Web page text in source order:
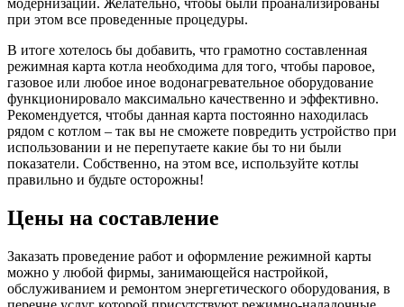
модернизации. Желательно, чтобы были проанализированы
при этом все проведенные процедуры.
В итоге хотелось бы добавить, что грамотно составленная
режимная карта котла необходима для того, чтобы паровое,
газовое или любое иное водонагревательное оборудование
функционировало максимально качественно и эффективно.
Рекомендуется, чтобы данная карта постоянно находилась
рядом с котлом – так вы не сможете повредить устройство при
использовании и не перепутаете какие бы то ни были
показатели. Собственно, на этом все, используйте котлы
правильно и будьте осторожны!
Цены на составление
Заказать проведение работ и оформление режимной карты
можно у любой фирмы, занимающейся настройкой,
обслуживанием и ремонтом энергетического оборудования, в